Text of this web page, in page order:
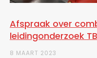
Afspraak over
leidingonderzoek
8 MAART 2023